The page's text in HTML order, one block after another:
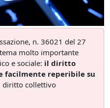
n. 36021 del 27
molto importante
e sociale: il diritto
facilmente reperibile su
diritto collettivo